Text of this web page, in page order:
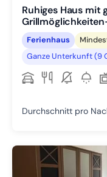
Ruhiges Haus mit
Ferienhaus
Ganze Unterkunft (9
Durchschnitt pro